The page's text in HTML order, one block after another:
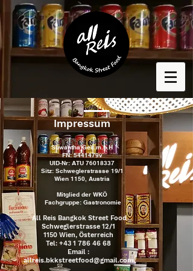
Impressum
Suwantha Ges.m.b.H
FN: 5441479v
UID-Nr: ATU 76018337
Sitz: Schweglerstrasse 19/1
Wien 1150, Austria
Mitglied der WKÖ
Fachgruppe: Gastronomie
All Reis Bangkok Street Food
Schweglerstrasse 12/1
1150 Wien, Österreich
Tel: +43 1 786 46 68
Email :
allreis.bkkstreetfood@gmail.com